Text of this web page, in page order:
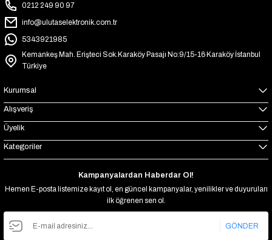
0212 249 90 97
info@ulutaselektronik.com.tr
5343921985
Kemankeş Mah. Erişteci Sok.Karaköy Pasajı No:9/15-16 Karaköy İstanbul
Türkiye
Kurumsal
Alışveriş
Üyelik
Kategoriler
Kampanyalardan Haberdar Ol!
Hemen E-posta listemize kayıt ol, en güncel kampanyalar, yenilikler ve duyuruları
ilk öğrenen sen ol.
GÖNDER